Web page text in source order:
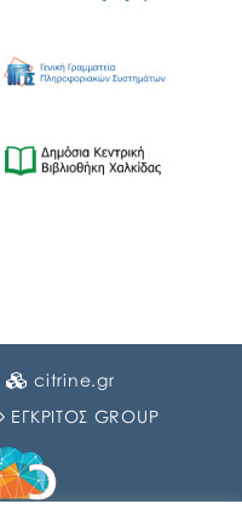
citrine.gr
ΕΓΚΡΙΤΟΣ GROUP